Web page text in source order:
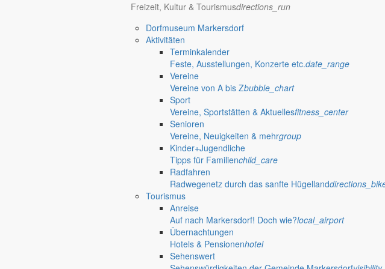
Freizeit, Kultur & Tourismusdirections_run
Dorfmuseum Markersdorf
Aktivitäten
Terminkalender
Feste, Ausstellungen, Konzerte etc.date_range
Vereine
Vereine von A bis Zbubble_chart
Sport
Vereine, Sportstätten & Aktuellesfitness_center
Senioren
Vereine, Neuigkeiten & mehrgroup
Kinder+Jugendliche
Tipps für Familienchild_care
Radfahren
Radwegenetz durch das sanfte Hügelland
Tourismus
Anreise
Auf nach Markersdorf! Doch wie?local_airport
Übernachtungen
Hotels & Pensionenhotel
Sehenswert
Anschrift: Gemeindeverwaltung Markersdorf,
E-Mail: sekretariat@gemeinde-markersdorf.de
Aktuelles aus dem Rathaus
Bürgermeister Oktober 2010
Eigentlich ist es ja nicht meine Art, den Bericht des Bürgermeisters für private Zwecke zu nutzen.
möchte mich auf diesem Weg ganz herzlich für die vielen Glückwünsche anlässlich meines 50.
Bürgermeister September 2010
Nach den Ereignissen im Monat August 2010 ist es nicht ganz so schwer, ein Thema für den
Jahrtausendflut. Manche sagen einfach das Augusthochwasser, denn längst ist nicht mehr nur das